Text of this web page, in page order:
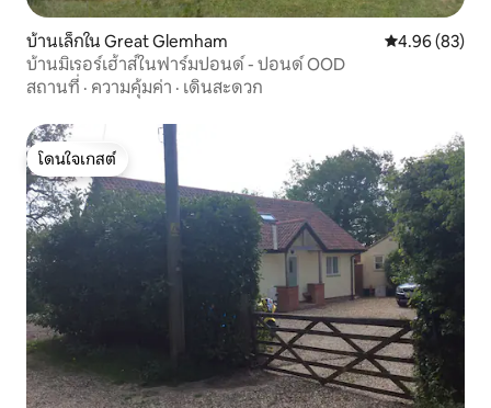
บ้านเล็กใน Great Glemham คะแนนเฉลี่ย
4.96 (83)
บ้านมิเรอร์เฮ้าส์ในฟาร์มปอนด์ - ปอนด์ OOD
สถานที่ · ความคุ้มค่า · เดินสะดวก
โดนใจเกสต์
โดนใจเกสต์